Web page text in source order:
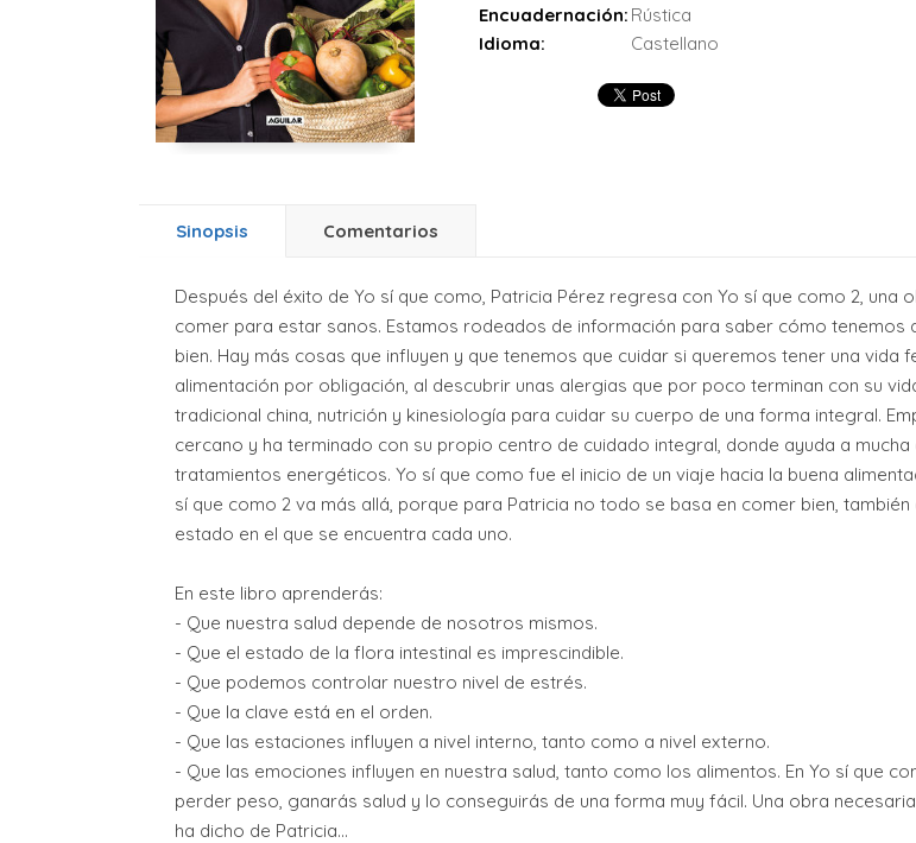
Encuadernación: Rústica
Idioma:
Castellano
Sinopsis Comentarios
Después del éxito de Yo sí que como, Patricia Pérez regresa con Yo sí que como 2, una
comer para estar sanos. Estamos rodeados de información para saber cómo
bien. Hay más cosas que influyen y que tenemos que cuidar si queremos tener una vida
alimentación por obligación, al descubrir unas alergias que por poco terminan con su
tradicional china, nutrición y kinesiología para cuidar su cuerpo de una forma integral.
cercano y ha terminado con su propio centro de cuidado integral, donde ayuda a
tratamientos energéticos. Yo sí que como fue el inicio de un viaje hacia la buena
sí que como 2 va más allá, porque para Patricia no todo se basa en comer bien,
estado en el que se encuentra cada uno.
En este libro aprenderás:
- Que nuestra salud depende de nosotros mismos.
- Que el estado de la flora intestinal es imprescindible.
- Que podemos controlar nuestro nivel de estrés.
- Que la clave está en el orden.
- Que las estaciones influyen a nivel interno, tanto como a nivel externo.
- Que las emociones influyen en nuestra salud, tanto como los alimentos. En Yo sí que
perder peso, ganarás salud y lo conseguirás de una forma muy fácil. Una obra
ha dicho de Patricia...